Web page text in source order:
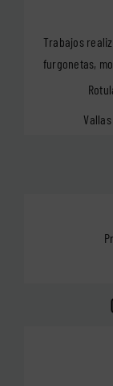
Trabajos
furgonetas,